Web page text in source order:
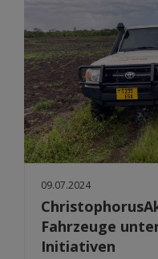
09.07.2024
Fahrzeuge
Initiativen